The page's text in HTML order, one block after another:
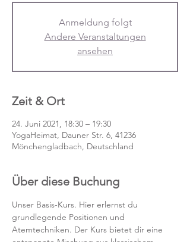
Anmeldung folgt
Andere Veranstaltungen
ansehen
Zeit & Ort
24. Juni 2021, 18:30 – 19:30
YogaHeimat, Dauner Str. 6, 41236
Mönchengladbach, Deutschland
Über diese Buchung
Unser Basis-Kurs. Hier erlernst du
grundlegende Positionen und
Atemtechniken. Der Kurs bietet dir eine